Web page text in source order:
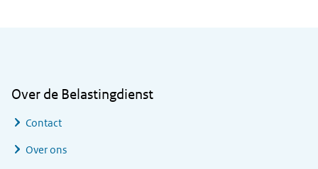
Over de Belastingdienst
Contact
Over ons